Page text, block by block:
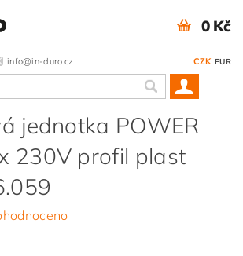
info@in-duro.cz CZK EUR
0 Kč
jednotka POWER
230V profil plast